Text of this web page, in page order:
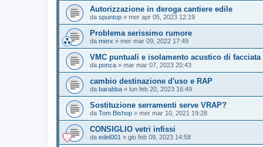
Autorizzazione in deroga cantiere edile
da spuntop » mer apr 05, 2023 12:19
Problema serissimo rumore
da merx » mer mar 09, 2022 17:49
VMC puntuali e isolamento acustico di facciata
da ponca » mar mar 07, 2023 20:43
cambio destinazione d'uso e RAP
da barabba » lun feb 20, 2023 16:49
Sostituzione serramenti serve VRAP?
da Tom Bishop » mer mar 10, 2021 19:28
CONSIGLIO vetri infissi
da edel001 » gio feb 09, 2023 14:58